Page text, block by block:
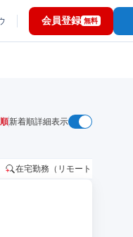
会員登録 無料
新着順詳細表示
在宅勤務（リモートワーク）OK